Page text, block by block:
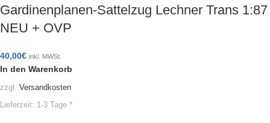
Gardinenplanen-Sattelzug Lechner Trans 1:87
NEU + OVP
40,00€ inkl. MWSt.
In den Warenkorb
zzgl. Versandkosten
Lieferzeit: 1-3 Tage *